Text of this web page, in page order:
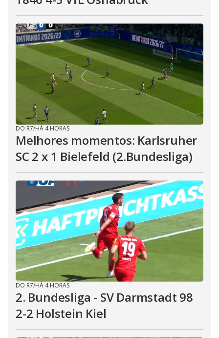
DO R7/HÁ 4 HORAS
Melhores momentos: Karlsruher
SC 2 x 1 Bielefeld (2.Bundesliga)
DO R7/HÁ 4 HORAS
2. Bundesliga - SV Darmstadt 98
2-2 Holstein Kiel